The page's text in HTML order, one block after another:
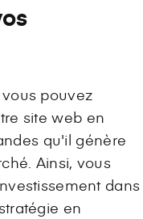
pouvez
site web en
qu'il génère
Ainsi, vous
dans
en